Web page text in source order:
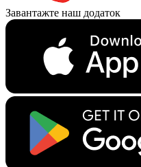
Завантажте наш додаток